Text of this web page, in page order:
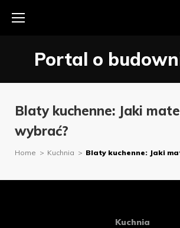
Portal o
Blaty kuchenne: Jaki
wybrać?
Home > Kuchnia > Blaty kuchenne: Jaki
Kuchnia